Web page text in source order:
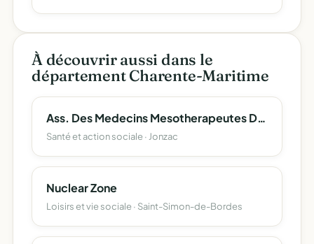
À découvrir aussi dans le
département Charente-Maritime
Ass. Des Medecins Mesotherapeutes Du Blayais Et De Haute Saintonge
Santé et action sociale · Jonzac
Nuclear Zone
Loisirs et vie sociale · Saint-Simon-de-Bordes